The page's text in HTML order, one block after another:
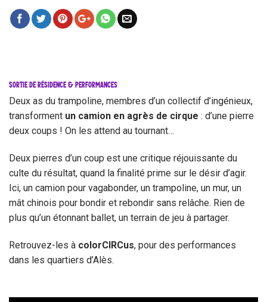
SORTIE DE RÉSIDENCE & PERFORMANCES
Deux as du trampoline, membres d’un collectif d’ingénieux,
transforment un camion en agrès de cirque : d’une pierre
deux coups ! On les attend au tournant…
Deux pierres d’un coup est une critique réjouissante du
culte du résultat, quand la finalité prime sur le désir d’agir.
Ici, un camion pour vagabonder, un trampoline, un mur, un
mât chinois pour bondir et rebondir sans relâche. Rien de
plus qu’un étonnant ballet, un terrain de jeu à partager.
Retrouvez-les à colorCIRCus, pour des performances
dans les quartiers d’Alès.